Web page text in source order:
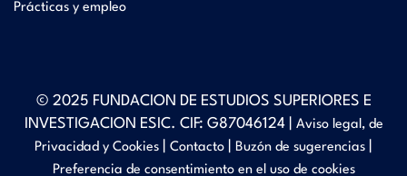
Prácticas y empleo
© 2025 FUNDACION DE ESTUDIOS SUPERIORES E
INVESTIGACION ESIC. CIF: G87046124 | Aviso legal, de
Privacidad y Cookies
Contacto Buzón de sugerencias
Preferencia de consentimiento en el uso de cookies